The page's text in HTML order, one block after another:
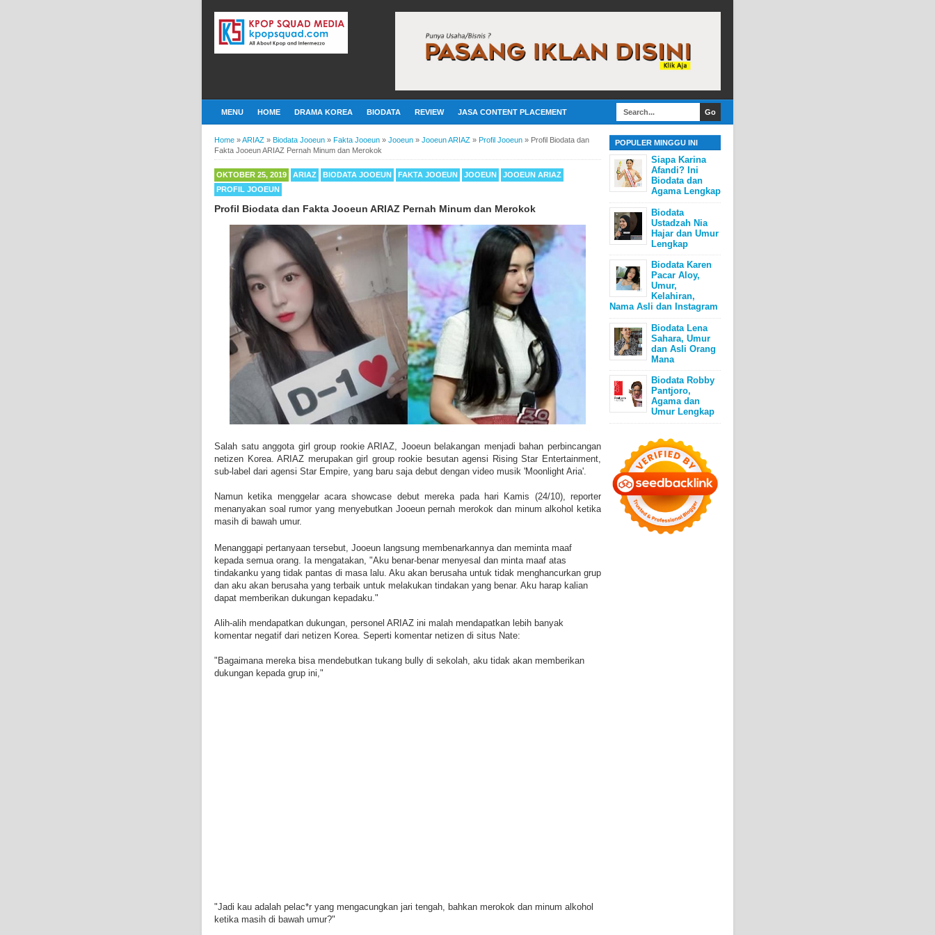
MENU HOME DRAMA KOREA BIODATA REVIEW JASA CONTENT PLACEMENT
Home »ARIAZ » Biodata Jooeun » Fakta Jooeun » Jooeun » Jooeun ARIAZ » Profil Jooeun » Profil Biodata dan
Fakta Jooeun ARIAZ Pernah Minum dan Merokok
OKTOBER 25, 2019 ARIAZ BIODATA JOOEUN FAKTA JOOEUN JOOEUN
JOOEUN ARIAZ
PROFIL JOOEUN
Profil Biodata dan Fakta Jooeun ARIAZ Pernah Minum dan Merokok
Salah satu anggota girl group rookie ARIAZ, Jooeun belakangan menjadi bahan perbincangan
netizen Korea. ARIAZ merupakan girl group rookie besutan agensi Rising Star Entertainment,
sub-label dari agensi Star Empire, yang baru saja debut dengan video musik 'Moonlight Aria'.
Namun ketika menggelar acara showcase debut mereka pada hari Kamis (24/10), reporter
menanyakan soal rumor yang menyebutkan Jooeun pernah merokok dan minum alkohol ketika
masih di bawah umur.
Menanggapi pertanyaan tersebut, Jooeun langsung membenarkannya dan meminta maaf
kepada semua orang. Ia mengatakan, "Aku benar-benar menyesal dan minta maaf atas
tindakanku yang tidak pantas di masa lalu. Aku akan berusaha untuk tidak menghancurkan grup
dan aku akan berusaha yang terbaik untuk melakukan tindakan yang benar. Aku harap kalian
dapat memberikan dukungan kepadaku."
Alih-alih mendapatkan dukungan, personel ARIAZ ini malah mendapatkan lebih banyak
komentar negatif dari netizen Korea. Seperti komentar netizen di situs Nate:
"Bagaimana mereka bisa mendebutkan tukang bully di sekolah, aku tidak akan memberikan
dukungan kepada grup ini,"
"Jadi kau adalah pelac*r yang mengacungkan jari tengah, bahkan merokok dan minum alkohol
ketika masih di bawah umur?"
POPULER MINGGU INI
Siapa Karina
Afandi? Ini
Biodata dan
Agama Lengkap
Biodata
Ustadzah Nia
Hajar dan Umur
Lengkap
Biodata Karen
Pacar Aloy,
Umur,
Kelahiran,
Nama Asli dan Instagram
Biodata Lena
Sahara, Umur
dan Asli Orang
Mana
Biodata Robby
Pantjoro,
Agama dan
Umur Lengkap